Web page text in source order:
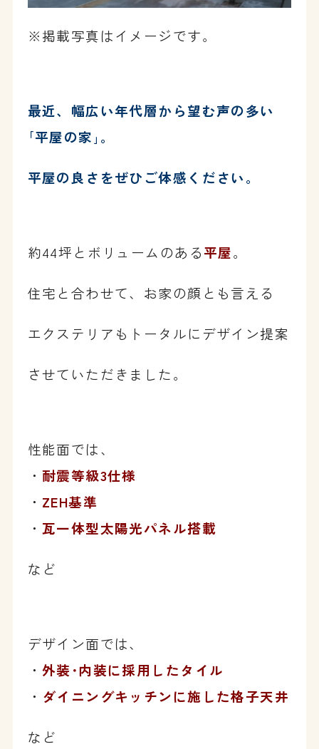
※掲載写真はイメージです。
最近、幅広い年代層から望む声の多い
｢平屋の家｣。
平屋の良さをぜひご体感ください。
約44坪とボリュームのある平屋。
住宅と合わせて、お家の顔とも言える
エクステリアも トータルにデザイン提案
させていただきました。
性能面では、
・ 耐震等級3仕様
・ ZEH基準
・ 瓦一体型太陽光パネル搭載
など
デザイン面では、
・ 外装･内装に採用したタイル
・ ダイニングキッチンに施した格子天井
など